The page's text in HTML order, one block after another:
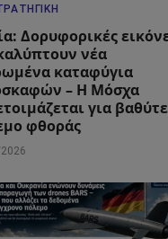
Δορυφορικές
νέα
καταφύγια
– Η Μόσχα
για
φθοράς